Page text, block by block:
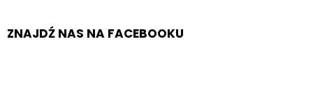
ZNAJDŹ NAS NA FACEBOOKU